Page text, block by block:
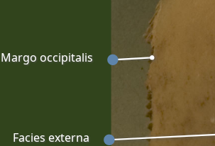
Facies externa
Margo occipitalis